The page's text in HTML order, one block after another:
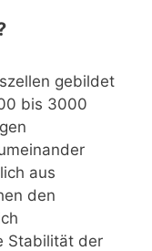
gebildet
bis 3000
aus
den
Stabilität der